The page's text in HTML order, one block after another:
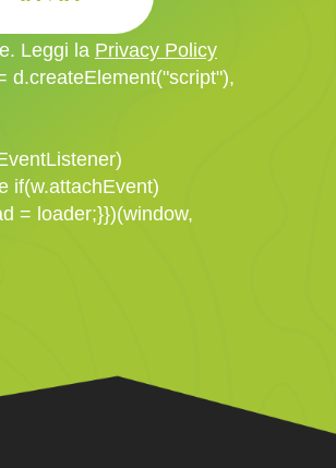
Leggi la Privacy Policy
d.createElement("script"),
if(w.attachEvent)
= loader;}})(window,